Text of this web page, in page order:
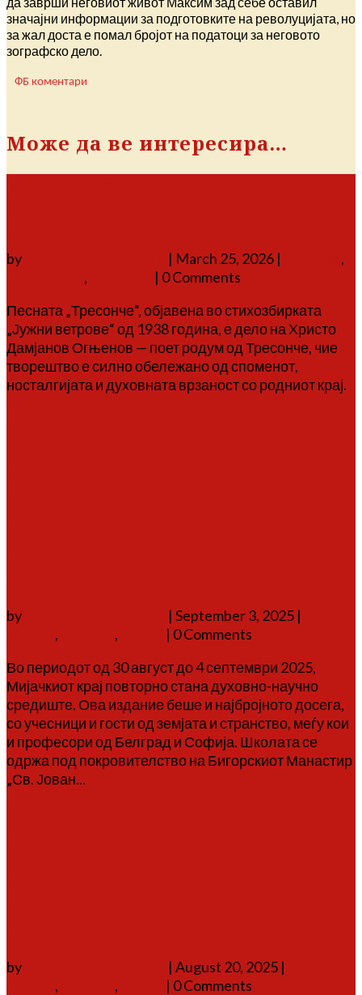
значајни информации за подготовките на револуцијата, но
за жал доста е помал бројот на податоци за неговото
зографско дело.
ФБ коментари
Може да ве интересира…
by | March 25, 2026 |
,
,
| 0 Comments
Песната „Тресонче“, објавена во стихозбирката
„Јужни ветрове“ од 1938 година, е дело на Христо
Дамјанов Огњенов — поет родум од Тресонче, чие
творештво е силно обележано од споменот,
носталгијата и духовната врзаност со родниот крај.
by | September 3, 2025 |
, ,
| 0 Comments
Во периодот од 30 август до 4 септември 2025,
Мијачкиот крај повторно стана духовно-научно
средиште. Ова издание беше и најбројното досега,
со учесници и гости од земјата и странство, меѓу кои
и професори од Белград и Софија. Школата се
одржа под покровителство на Бигорскиот Манастир
„Св. Јован...
by | August 20, 2025 |
, ,
| 0 Comments